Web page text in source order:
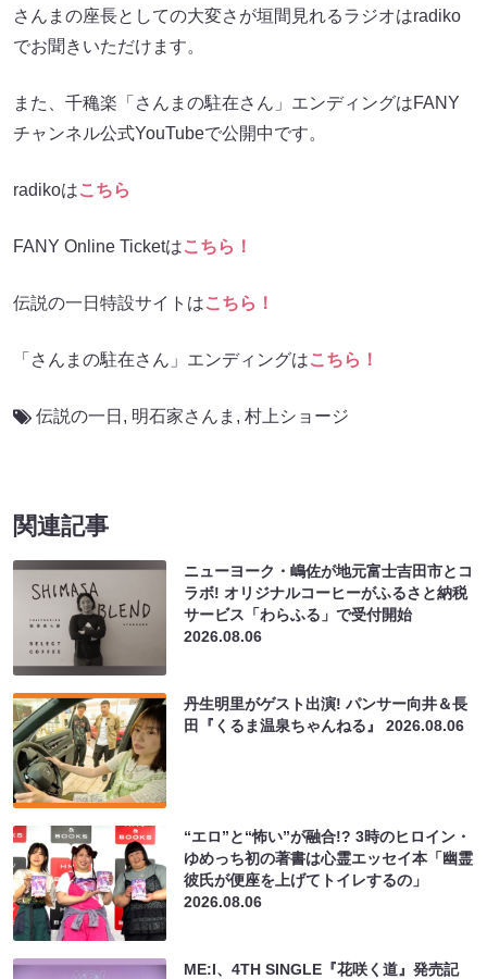
さんまの座長としての大変さが垣間見れるラジオはradiko
でお聞きいただけます。
また、千穐楽「さんまの駐在さん」エンディングはFANY
チャンネル公式YouTubeで公開中です。
radikoはこちら
FANY Online Ticketはこちら！
伝説の一日特設サイトはこちら！
「さんまの駐在さん」エンディングはこちら！
伝説の一日 , 明石家さんま , 村上ショージ
関連記事
ニューヨーク・嶋佐が地元富士吉田市とコ
ラボ! オリジナルコーヒーがふるさと納税
サービス「わらふる」で受付開始
2026.08.06
丹生明里がゲスト出演! パンサー向井＆長
田『くるま温泉ちゃんねる』2026.08.06
“エロ”と“怖い”が融合!? 3時のヒロイン・
ゆめっち初の著書は心霊エッセイ本「幽霊
彼氏が便座を上げてトイレするの」
2026.08.06
ME:I、4TH SINGLE『花咲く道』発売記